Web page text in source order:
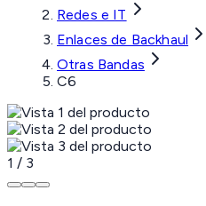
Redes e IT
Enlaces de Backhaul
Otras Bandas
C6
1 / 3